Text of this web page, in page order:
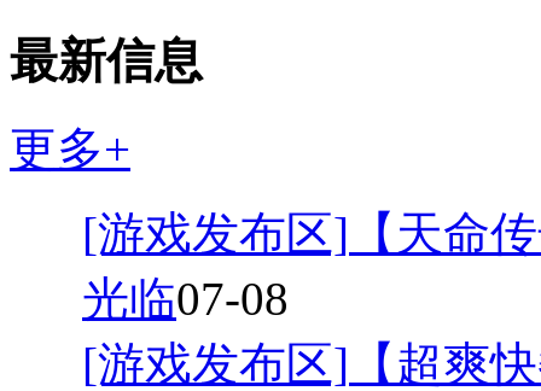
最新信息
更多+
[游戏发布区] 【天命
光临07-08
[游戏发布区] 【超爽